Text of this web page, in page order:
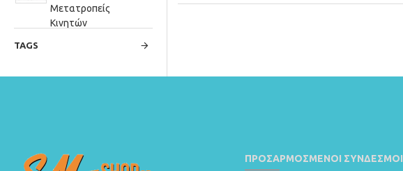
Μετατροπείς
Κινητών
TAGS
ΠΡΟΣΑΡΜΟΣΜΈΝΟΙ ΣΎΝΔΕΣΜΟΙ